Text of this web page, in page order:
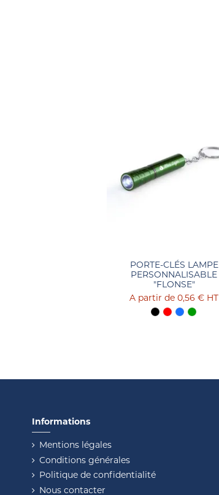
PORTE-CLÉS LAMPE
PERSONNALISABLE
"FLONSE"
0,56 € HT
Informations
Mentions légales
Conditions générales
Politique de confidentialité
Nous contacter